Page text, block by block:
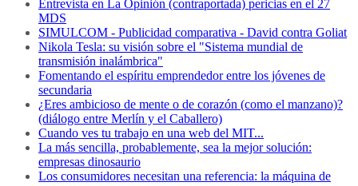
Entrevista en La Opinión (contraportada) pericias en el 27
MDS
SIMULCOM - Publicidad comparativa - David contra Goliat
Nikola Tesla: su visión sobre el "Sistema mundial de
transmisión inalámbrica"
Fomentando el espíritu emprendedor entre los jóvenes de
secundaria
¿Eres ambicioso de mente o de corazón (como el manzano)?
(diálogo entre Merlín y el Caballero)
Cuando ves tu trabajo en una web del MIT...
La más sencilla, probablemente, sea la mejor solución:
empresas dinosaurio
Los consumidores necesitan una referencia: la máquina de